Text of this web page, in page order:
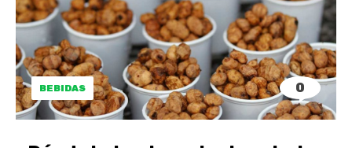
BEBIDAS 0